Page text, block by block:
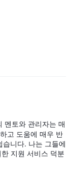
을 세우는 데 도움
에 대한 답변을 제
앱 사용, 투자 도구
공합니다.
으로 제공하여 금
멘토와 관리자는 매
고 도움에 매우 반
니다. 나는 그들에
지원 서비스 덕분